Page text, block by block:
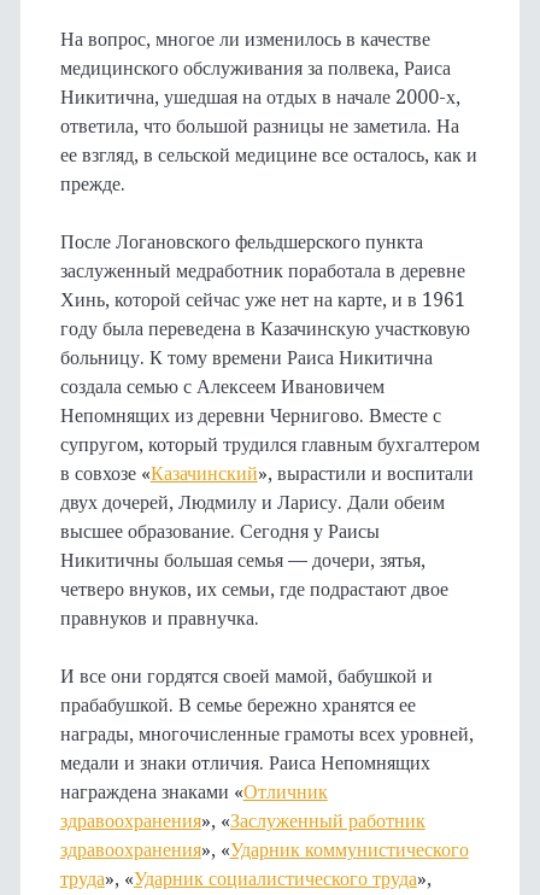
На вопрос, многое ли изменилось в качестве
медицинского обслуживания за полвека, Раиса
Никитична, ушедшая на отдых в начале 2000-х,
ответила, что большой разницы не заметила. На
ее взгляд, в сельской медицине все осталось, как и
прежде.
После Логановского фельдшерского пункта
заслуженный медработник поработала в деревне
Хинь, которой сейчас уже нет на карте, и в 1961
году была переведена в Казачинскую участковую
больницу. К тому времени Раиса Никитична
создала семью с Алексеем Ивановичем
Непомнящих из деревни Чернигово. Вместе с
супругом, который трудился главным бухгалтером
в совхозе «Казачинский», вырастили и воспитали
двух дочерей, Людмилу и Ларису. Дали обеим
высшее образование. Сегодня у Раисы
Никитичны большая семья — дочери, зятья,
четверо внуков, их семьи, где подрастают двое
правнуков и правнучка.
И все они гордятся своей мамой, бабушкой и
прабабушкой. В семье бережно хранятся ее
награды, многочисленные грамоты всех уровней,
медали и знаки отличия. Раиса Непомнящих
награждена знаками «Отличник
здравоохранения», «Заслуженный работник
здравоохранения», «Ударник коммунистического
труда», «Ударник социалистического труда»,